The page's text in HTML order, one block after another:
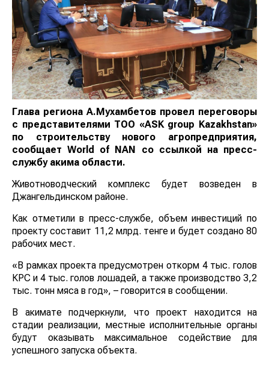
Глава региона А.Мухамбетов провел переговоры
с представителями ТОО «ASK group Kazakhstan»
по строительству нового агропредприятия,
сообщаетWorld of NAN со ссылкой на пресс-
службу акима области.
Животноводческий комплекс будет возведен в
Джангельдинском районе.
Как отметили в пресс-службе, объем инвестиций по
проекту составит 11,2 млрд. тенге и будет создано 80
рабочих мест.
«В рамках проекта предусмотрен откорм 4 тыс. голов
КРС и 4 тыс. голов лошадей, а также производство 3,2
тыс. тонн мяса в год», – говорится в сообщении.
В акимате подчеркнули, что проект находится на
стадии реализации, местные исполнительные органы
будут оказывать максимальное содействие для
успешного запуска объекта.